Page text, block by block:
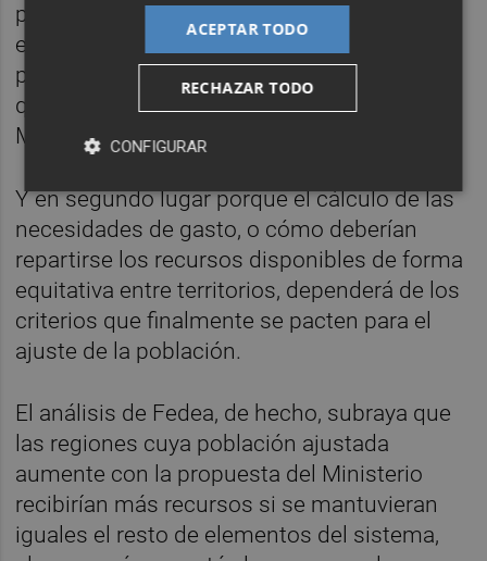
para la reforma de la financiación, reunido
este jueves para un primer análisis de la
propuesta y para preparar las alegaciones
que las comunidades han de presentar al
Ministerio de Hacienda en enero.
Y en segundo lugar porque el cálculo de las
necesidades de gasto, o cómo deberían
repartirse los recursos disponibles de forma
equitativa entre territorios, dependerá de los
criterios que finalmente se pacten para el
ajuste de la población.
El análisis de Fedea, de hecho, subraya que
las regiones cuya población ajustada
aumente con la propuesta del Ministerio
recibirían más recursos si se mantuvieran
iguales el resto de elementos del sistema,
ACEPTAR TODO
RECHAZAR TODO
CONFIGURAR